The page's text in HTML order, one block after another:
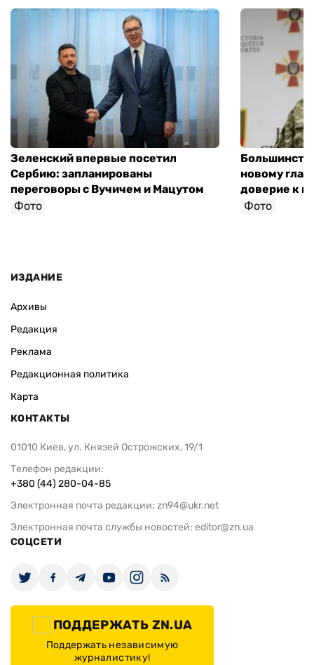
Зеленский впервые посетил
Сербию: запланированы
переговоры с Вучичем и Мацутом
Фото
новому
доверие к
Фото
ИЗДАНИЕ
Архивы
Редакция
Реклама
Редакционная политика
Карта
КОНТАКТЫ
01010 Киев, ул. Князей Острожских, 19/1
Телефон редакции:
+380 (44) 280-04-85
Электронная почта редакции: zn94@ukr.net
Электронная почта службы новостей: editor@zn.ua
СОЦСЕТИ
ПОДДЕРЖАТЬ ZN.UA
Поддержать независимую
журналистику!